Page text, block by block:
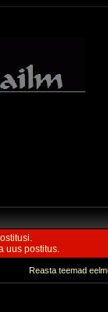
uus postitus.
Reasta teemad